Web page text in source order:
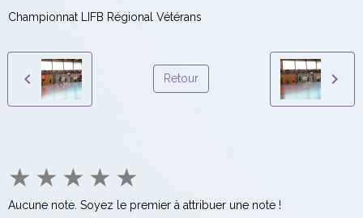
Championnat LIFB Régional Vétérans
Retour
★ ★ ★ ★ ★
Aucune note. Soyez le premier à attribuer une note !